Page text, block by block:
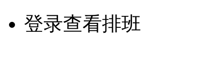
登录查看排班